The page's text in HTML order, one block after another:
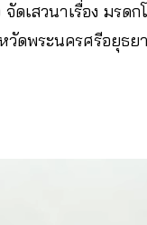
เสวนาเรื่อง มรดก
ดพระนครศรีอยุธย